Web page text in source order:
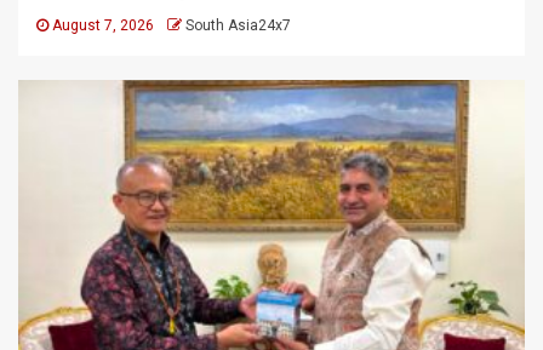
August 7, 2026 South Asia24x7